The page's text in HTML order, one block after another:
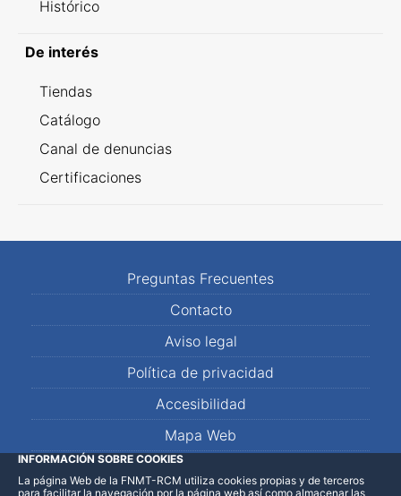
Histórico
De interés
Tiendas
Catálogo
Canal de denuncias
Certificaciones
Preguntas Frecuentes
Contacto
Aviso legal
Política de privacidad
Accesibilidad
Mapa Web
LinkedInFacebookWhatsApp
INFORMACIÓN SOBRE COOKIES
La página Web de la FNMT-RCM utiliza cookies propias y de terceros
para facilitar la navegación por la página web así como almacenar las